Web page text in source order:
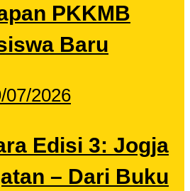
PKKMB
Baru
07/2026
Edisi 3: Jogja
– Dari Buku